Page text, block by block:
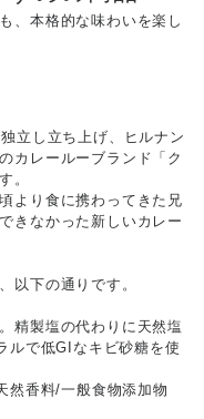
、本格的な味わいを楽し
立し立ち上げ、ヒルナン
カレールーブランド「ク
。
より食に携わってきた兄
きなかった新しいカレー
以下の通りです。
精製塩の代わりに天然塩
ルで低GIなキビ砂糖を使
然香料/一般食物添加物